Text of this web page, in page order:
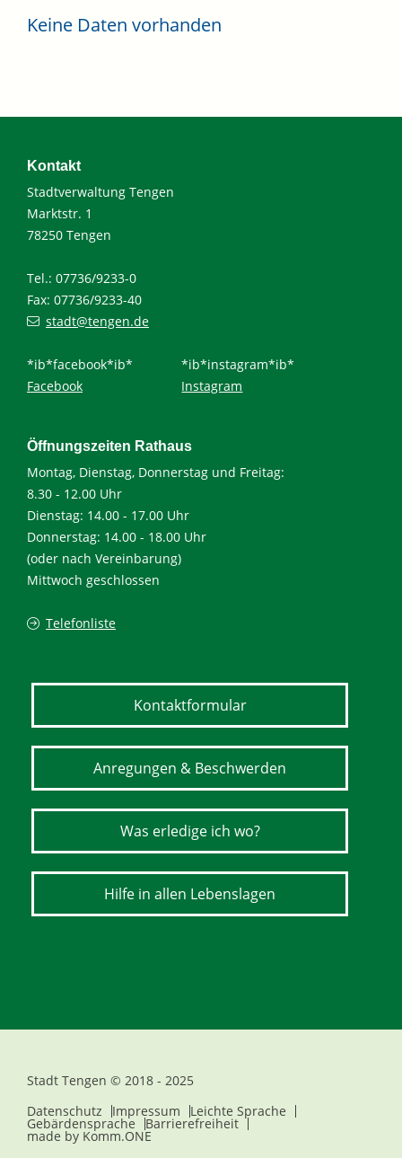
Keine Daten vorhanden
Kontakt
Stadtverwaltung Tengen
Marktstr. 1
78250 Tengen
Tel.: 07736/9233-0
Fax: 07736/9233-40
stadt@tengen.de
*ib*facebook*ib*
Facebook
*ib*instagram*ib*
Instagram
Öffnungszeiten Rathaus
Montag, Dienstag, Donnerstag und Freitag:
8.30 - 12.00 Uhr
Dienstag: 14.00 - 17.00 Uhr
Donnerstag: 14.00 - 18.00 Uhr
(oder nach Vereinbarung)
Mittwoch geschlossen
Telefonliste
Kontaktformular
Anregungen & Beschwerden
Was erledige ich wo?
Hilfe in allen Lebenslagen
Stadt Tengen © 2018 - 2025
Datenschutz
Impressum Leichte Sprache
Gebärdensprache Barrierefreiheit
made by Komm.ONE